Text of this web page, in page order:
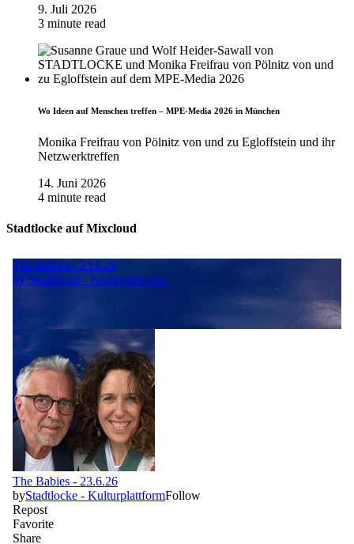
9. Juli 2026
3 minute read
Wo Ideen auf Menschen treffen – MPE-Media 2026 in München
Monika Freifrau von Pölnitz von und zu Egloffstein und ihr
Netzwerktreffen
14. Juni 2026
4 minute read
Stadtlocke auf Mixcloud